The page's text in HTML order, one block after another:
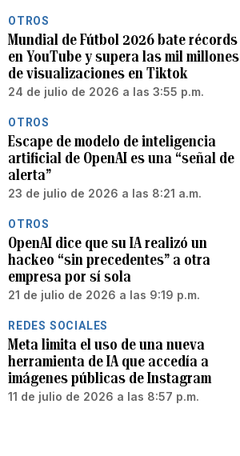
OTROS
Mundial de Fútbol 2026 bate récords
en YouTube y supera las mil millones
de visualizaciones en Tiktok
24 de julio de 2026 a las 3:55 p.m.
OTROS
Escape de modelo de inteligencia
artificial de OpenAI es una “señal de
alerta”
23 de julio de 2026 a las 8:21 a.m.
OTROS
OpenAI dice que su IA realizó un
hackeo “sin precedentes” a otra
empresa por sí sola
21 de julio de 2026 a las 9:19 p.m.
REDES SOCIALES
Meta limita el uso de una nueva
herramienta de IA que accedía a
imágenes públicas de Instagram
11 de julio de 2026 a las 8:57 p.m.